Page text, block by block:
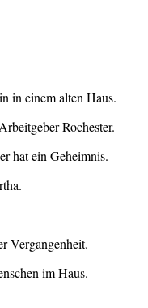
in einem alten Haus.
Rochester.
hat ein Geheimnis.
Vergangenheit.
im Haus.